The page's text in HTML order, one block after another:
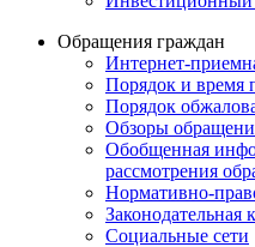
Обращения граждан
Интернет-
Порядок и время
Порядок
Обзоры
Обобщенная
рассмотрения
Нормативно-
Законодательная
Социальные сети